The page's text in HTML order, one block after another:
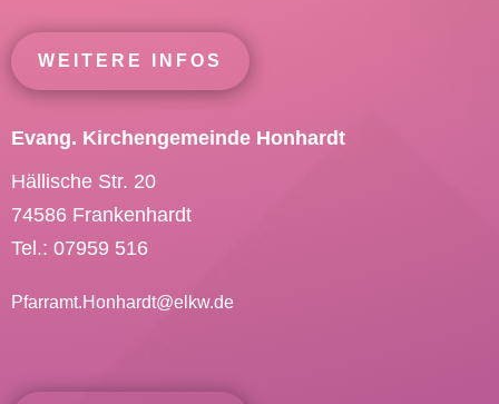
WEITERE INFOS
Evang. Kirchengemeinde Honhardt
Hällische Str. 20
74586 Frankenhardt
Tel.: 07959 516
Pfarramt.Honhardt@elkw.de